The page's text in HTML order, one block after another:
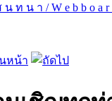
ท น า / W e b b o a r